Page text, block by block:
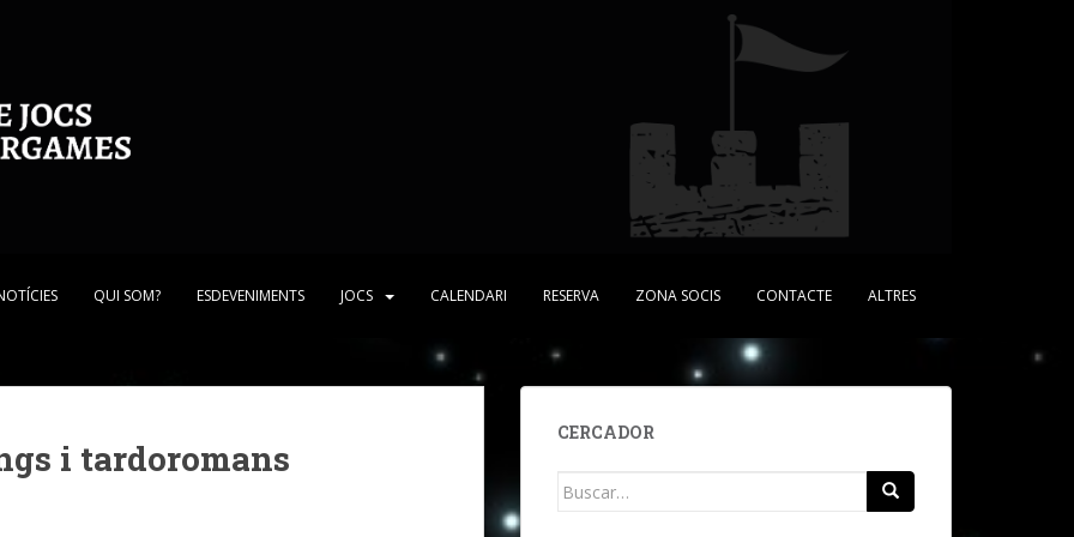
QUI SOM? ESDEVENIMENTS JOCS CALENDARI RESERVA ZONA SOCIS CONTACTE ALTRES
i tardoromans
CERCADOR
Buscar: